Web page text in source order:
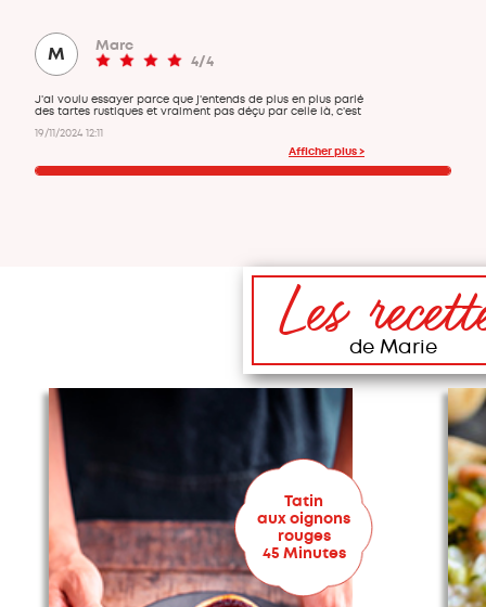
M
Marc
4/4
J'ai voulu essayer parce que j'entends de plus en plus parlé
des tartes rustiques et vraiment pas déçu par celle là, c'est
19/11/2024 12:11
Afficher plus >
Lesde Marie
Tatin
aux oignons
rouges
45 Minutes